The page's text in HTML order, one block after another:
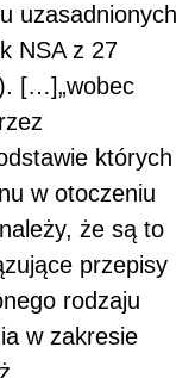
uzasadnionych
NSA z 27
[…]„wobec
których
w otoczeniu
że są to
przepisy
rodzaju
w zakresie